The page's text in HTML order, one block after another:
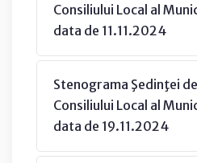
Consiliului Local al
data de 11.11.2024
Stenograma Şedinţei
Consiliului Local al
data de 19.11.2024